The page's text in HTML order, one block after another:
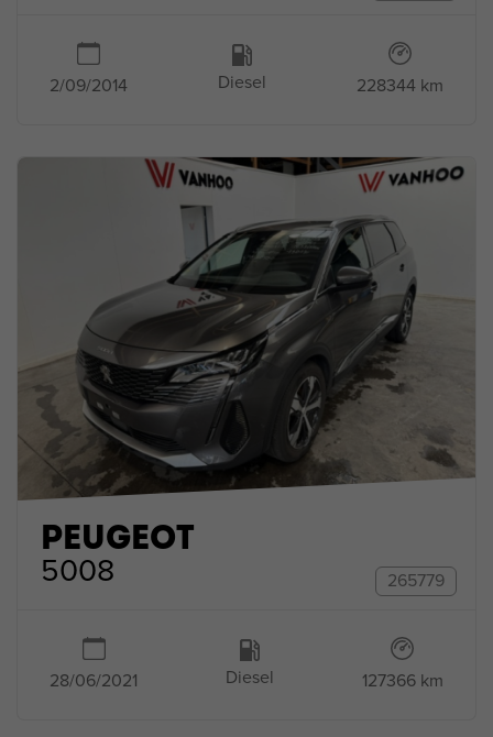
2/09/2014 Diesel 228344 km
PEUGEOT
5008 265779
28/06/2021 Diesel 127366 km